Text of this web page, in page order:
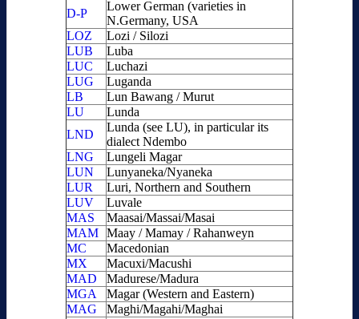
D-P
Lower German (varieties in
N.Germany, USA
LOZ
Lozi / Silozi
LUB
Luba
LUC
Luchazi
LUG
Luganda
LB
Lun Bawang / Murut
LU
Lunda
LND
Lunda (see LU), in particular its
dialect Ndembo
LNG
Lungeli Magar
LUN
Lunyaneka/Nyaneka
LUR
Luri, Northern and Southern
LUV
Luvale
MAS
Maasai/Massai/Masai
MAM Maay / Mamay / Rahanweyn
MC
Macedonian
MX
Macuxi/Macushi
MAD
Madurese/Madura
MGA
Magar (Western and Eastern)
MAG
Maghi/Magahi/Maghai